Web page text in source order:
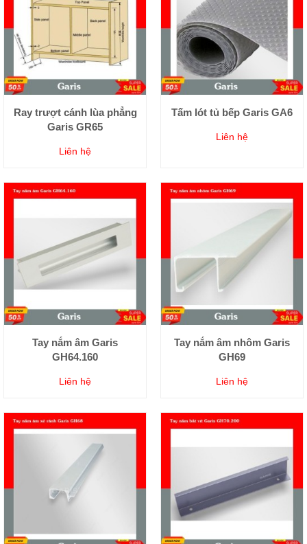
Ray trượt cánh lùa phẳng
Garis GR65
Liên hệ
Tấm lót tủ bếp Garis GA6
Liên hệ
Tay nắm âm Garis
GH64.160
Liên hệ
Tay nắm âm nhôm Garis
GH69
Liên hệ